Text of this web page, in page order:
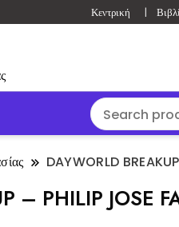
Κεντρική
DAYWORLD
– PHILIP JOSE